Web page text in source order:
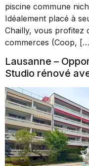
piscine commune
Idéalement placé à
Chailly, vous profitez
commerces (Coop,
Lausanne –
Studio rénové